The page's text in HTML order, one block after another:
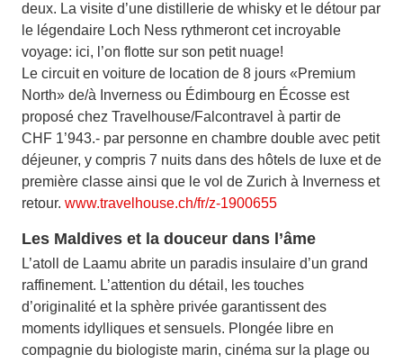
deux. La visite d’une distillerie de whisky et le détour par
le légendaire Loch Ness rythmeront cet incroyable
voyage: ici, l’on flotte sur son petit nuage!
Le circuit en voiture de location de 8 jours «Premium
North» de/à Inverness ou Édimbourg en Écosse est
proposé chez Travelhouse/Falcontravel à partir de
CHF 1’943.- par personne en chambre double avec petit
déjeuner, y compris 7 nuits dans des hôtels de luxe et de
première classe ainsi que le vol de Zurich à Inverness et
retour. www.travelhouse.ch/fr/z-1900655
Les Maldives et la douceur dans l’âme
L’atoll de Laamu abrite un paradis insulaire d’un grand
raffinement. L’attention du détail, les touches
d’originalité et la sphère privée garantissent des
moments idylliques et sensuels. Plongée libre en
compagnie du biologiste marin, cinéma sur la plage ou